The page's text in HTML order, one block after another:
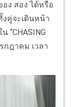
ง สอง ได้หรือ
คู่จะเดินหน้า
“CHASING
กฎาคม เวลา